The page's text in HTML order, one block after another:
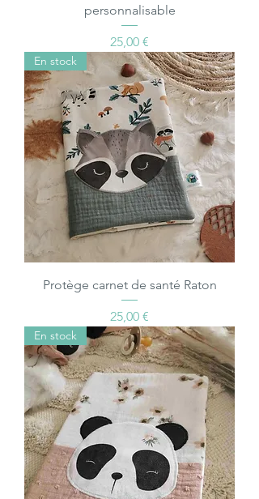
personnalisable
Prix
25,00 €
En stock
Protège carnet de santé Raton
Prix
25,00 €
En stock